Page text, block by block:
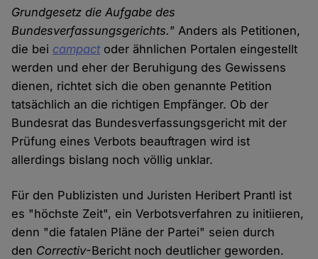
Grundgesetz die Aufgabe des
Bundesverfassungsgerichts." Anders als Petitionen,
die bei campactoder ähnlichen Portalen eingestellt
werden und eher der Beruhigung des Gewissens
dienen, richtet sich die oben genannte Petition
tatsächlich an die richtigen Empfänger. Ob der
Bundesrat das Bundesverfassungsgericht mit der
Prüfung eines Verbots beauftragen wird ist
allerdings bislang noch völlig unklar.
Für den Publizisten und Juristen Heribert Prantl ist
es "höchste Zeit", ein Verbotsverfahren zu initiieren,
denn "die fatalen Pläne der Partei" seien durch
den Correctiv-Bericht noch deutlicher geworden.